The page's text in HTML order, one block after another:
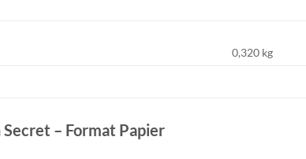
0,320 kg
Secret – Format Papier